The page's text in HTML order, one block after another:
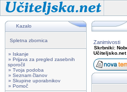
Kazalo
Spletna zbornica
» Iskanje
» Prijava za pregled zasebnih
sporočil
» Tvoja podoba
» Seznam članov
» Skupine uporabnikov
» Pomoč
Zanimivosti
Skrbniki:
Učiteljsko.net